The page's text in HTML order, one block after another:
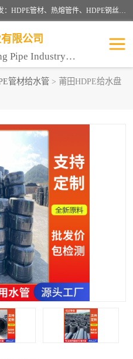
深圳市鑫润通管业有限公司专业生产批发：HDPE管材、热熔管件、HDPE钢丝骨架管、电熔管件、HDPE双壁波纹管、MPP电力管、井盖、PVC管材管件、PPR管材管件等；公司自创建以来，始终秉承“团结、务实、创新、守信”的服务宗旨，凭借专业的服务以及多年的勤奋拼搏，发展成为一家专业销售各种管材管件，绝缘电工套管及配件等系列产品的贸易公司。
限公司
Shenzhen Xinruntong Pipe Industry Co., Ltd
管材给水管 > 莆田HDPE给水盘
HDPE电力通讯管
MPP电力通信管
联塑PPR管
联塑家装红蓝线管